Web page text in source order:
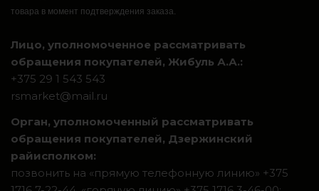
товара в момент подтверждения заказа.
Лицо, уполномоченное рассматривать
обращения покупателей, Жибуль А.А.:
+375 29 1 543 543
rsmarket@mail.ru
Орган, уполномоченный рассматривать
обращения покупателей, Дзержинский
райисполком:
позвонить на «прямую телефонную линию» +375